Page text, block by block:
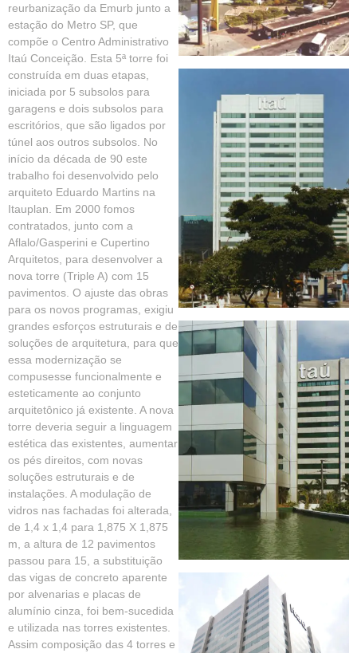
reurbanização da Emurb junto a
estação do Metro SP, que
compõe o Centro Administrativo
Itaú Conceição. Esta 5ª torre foi
construída em duas etapas,
iniciada por 5 subsolos para
garagens e dois subsolos para
escritórios, que são ligados por
túnel aos outros subsolos. No
início da década de 90 este
trabalho foi desenvolvido pelo
arquiteto Eduardo Martins na
Itauplan. Em 2000 fomos
contratados, junto com a
Aflalo/Gasperini e Cupertino
Arquitetos, para desenvolver a
nova torre (Triple A) com 15
pavimentos. O ajuste das obras
para os novos programas, exigiu
grandes esforços estruturais e de
soluções de arquitetura, para que
essa modernização se
compusesse funcionalmente e
esteticamente ao conjunto
arquitetônico já existente. A nova
torre deveria seguir a linguagem
estética das existentes, aumentar
os pés direitos, com novas
soluções estruturais e de
instalações. A modulação de
vidros nas fachadas foi alterada,
de 1,4 x 1,4 para 1,875 X 1,875
m, a altura de 12 pavimentos
passou para 15, a substituição
das vigas de concreto aparente
por alvenarias e placas de
alumínio cinza, foi bem-sucedida
e utilizada nas torres existentes.
Assim composição das 4 torres e